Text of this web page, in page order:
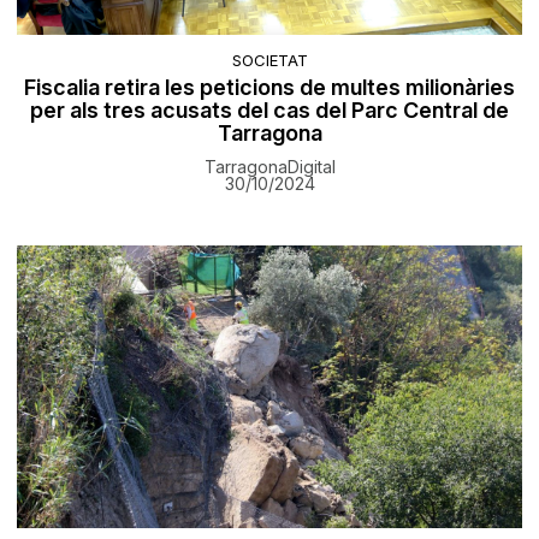
SOCIETAT
Fiscalia retira les peticions de multes milionàries
per als tres acusats del cas del Parc Central de
Tarragona
TarragonaDigital
30/10/2024